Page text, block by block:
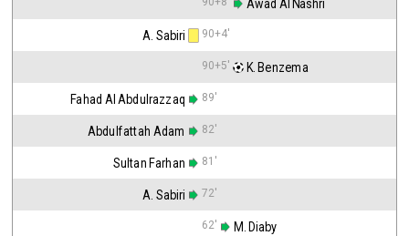
Awad Al Nashri
A. Sabiri 90+4'
90+5' K. Benzema
Fahad Al Abdulrazzaq 89'
Abdulfattah Adam 82'
Sultan Farhan 81'
A. Sabiri 72'
62' M. Diaby